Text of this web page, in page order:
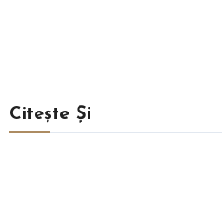
Citește Și